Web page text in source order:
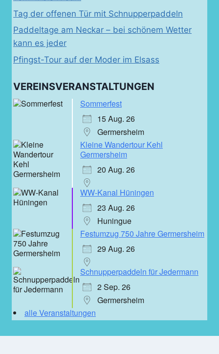
Tag der offenen Tür mit Schnupperpaddeln
Paddeltage am Neckar – bei schönem Wetter
kann es jeder
Pfingst-Tour auf der Moder im Elsass
VEREINSVERANSTALTUNGEN
Sommerfest
15 Aug. 26
Germersheim
Kleine Wandertour Kehl
Germersheim
20 Aug. 26
WW-Kanal Hüningen
23 Aug. 26
Huningue
Festumzug 750 Jahre Germersheim
29 Aug. 26
Schnupperpaddeln für Jedermann
2 Sep. 26
Germersheim
alle Veranstaltungen